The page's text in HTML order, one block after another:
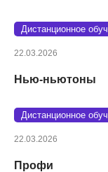
Дистанционное
22.03.2026
Нью-ньютоны
Дистанционное
22.03.2026
Профи